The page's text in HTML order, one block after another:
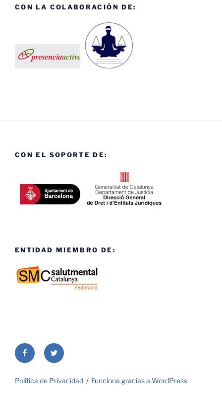
CON LA COLABORACIÓN DE:
CON EL SOPORTE DE:
ENTIDAD MIEMBRO DE:
FacebookTwitter
Política de Privacidad Funciona gracias a WordPress